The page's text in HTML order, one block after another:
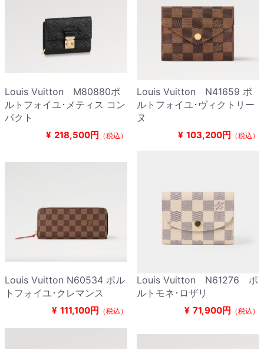
Louis Vuitton M80880ポ
ルトフォイユ･メティス コン
パクト
¥ 218,500円 （税込）
Louis Vuitton N41659 ポ
ルトフォイユ･ヴィクトリー
ヌ
¥ 103,200円 （税込）
Louis Vuitton N60534 ポル
トフォイユ･クレマンス
¥ 111,100円 （税込）
Louis Vuitton N61276 ポ
ルトモネ･ロザリ
¥ 71,900円 （税込）